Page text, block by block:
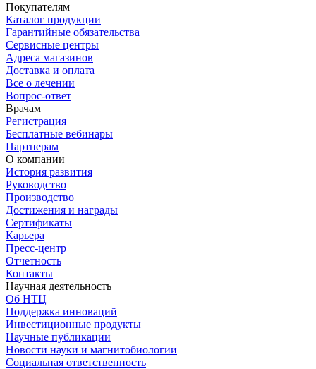
Покупателям
Каталог продукции
Гарантийные обязательства
Сервисные центры
Адреса магазинов
Доставка и оплата
Все о лечении
Вопрос-ответ
Врачам
Регистрация
Бесплатные вебинары
Партнерам
О компании
История развития
Руководство
Производство
Достижения и награды
Сертификаты
Карьера
Пресс-центр
Отчетность
Контакты
Научная деятельность
Об НТЦ
Поддержка инноваций
Инвестиционные продукты
Научные публикации
Новости науки и магнитобиологии
Социальная ответственность